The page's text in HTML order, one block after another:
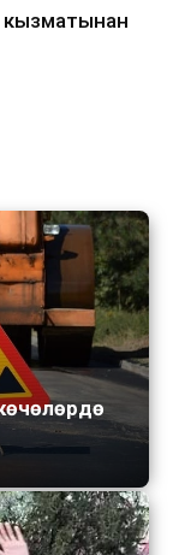
кызматынан